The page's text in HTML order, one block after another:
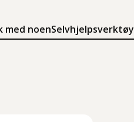
med noenSelvhjelpsverktøy